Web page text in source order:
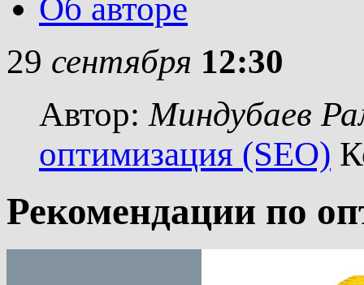
Об авторе
29 сентября 12:30
Автор: Миндубаев
оптимизация (SEO)
Рекомендации по